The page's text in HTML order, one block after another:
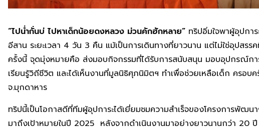
“ไปน่ำกั่นบ่ ไปหาเด็กน้อยดงหลวง ม่วนคักฮักหลาย” ทริปอิ่มใจพาผู้อุปกา
อีสาน ระยะเวลา 4 วัน 3 คืน แม้เป็นการเดินทางที่ยาวนาน แต่ไม่ใช่อุปสรร
ครั้งนี้ จุดมุ่งหมายคือ ส่งมอบกิจกรรมที่ได้รับการสนับสนุน มอบอุปกรณ์กา
เรียนรู้วิถีชีวิต และได้เห็นงานที่มูลนิธิศุภนิมิตฯ ทำเพื่อช่วยเหลือเด็ก ครอ
จ.มุกดาหาร
ทริปนี้เป็นโอกาสดีที่ทีมผู้อุปการะได้เยี่ยมชมความสำเร็จของโครงการพัฒ
มาถึงเป้าหมายในปี 2025 หลังจากดำเนินงานมาอย่างยาวนานกว่า 20